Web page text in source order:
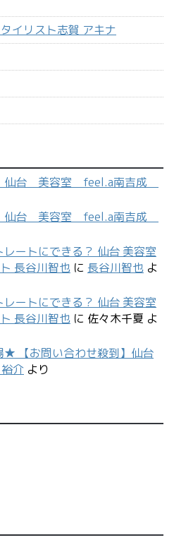
イリスト志賀 アキナ
仙台 美容室 feel.a南吉成
仙台 美容室 feel.a南吉成
ートにできる？ 仙台 美容室
長谷川智也 に 長谷川智也 よ
ートにできる？ 仙台 美容室
長谷川智也 に 佐々木千夏 よ
【お問い合わせ殺到】仙台
介 より